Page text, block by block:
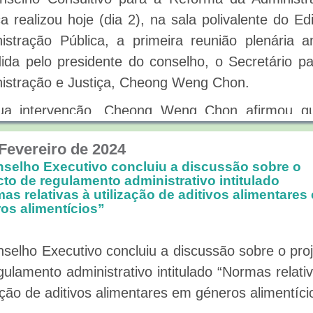
realizou hoje (dia 2), na sala polivalente do
Pública, a primeira reunião plenária
pelo presidente do conselho, o Secretário
e Justiça, Cheong Weng Chon.
intervenção, Cheong Weng Chon afirmou
irá continuar a empenhar-se na
da Administração Pública e espera que
ao Governo opiniões construtivas por
do conselho, cientes da situação social
pública e com rico conhecimento e vasta
da administração pública, a fim de
realizados no âmbito da reforma da
a reunião, a Direcção dos Serviços
de 2024
Executivo concluiu a discussão sobre o
de regulamento administrativo intitulado
relativas à utilização de aditivos alimentares
alimentícios”
Executivo concluiu a discussão sobre o
administrativo intitulado “Normas
de aditivos alimentares em géneros